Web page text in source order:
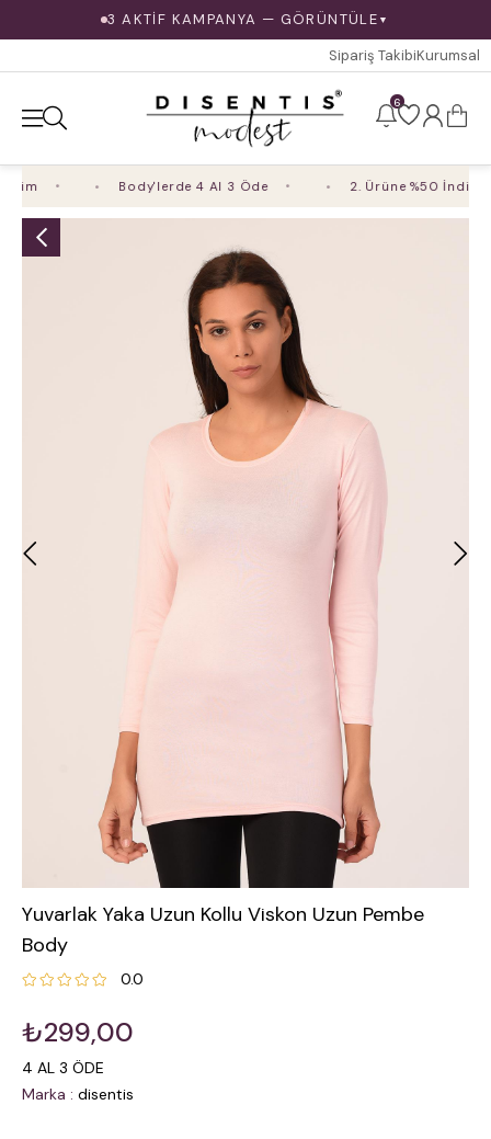
3 AKTİF KAMPANYA — GÖRÜNTÜLE ▼
Sipariş TakibiKurumsal
6
Body'lerde 4 Al 3 Öde 2. Ürüne %50 İndirim
Yuvarlak Yaka Uzun Kollu Viskon Uzun Pembe
Body
0.0
₺299,00
4 AL 3 ÖDE
Marka : disentis